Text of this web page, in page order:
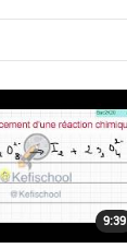
9:39